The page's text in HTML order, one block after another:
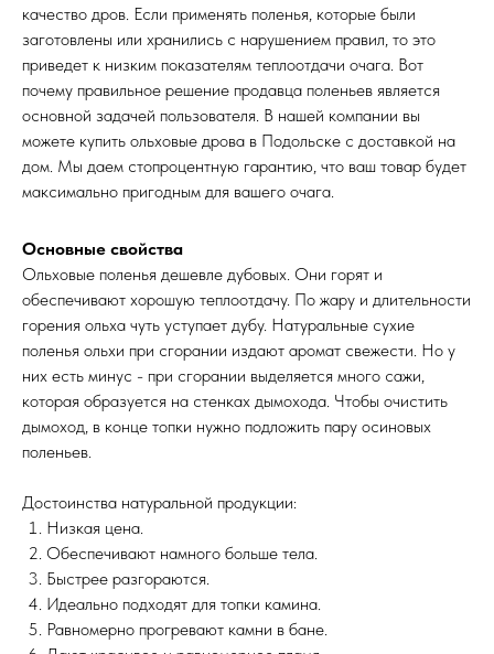
качество дров. Если применять поленья, которые были
заготовлены или хранились с нарушением правил, то это
приведет к низким показателям теплоотдачи очага. Вот
почему правильное решение продавца поленьев является
основной задачей пользователя. В нашей компании вы
можете купить ольховые дрова в Подольске с доставкой на
дом. Мы даем стопроцентную гарантию, что ваш товар будет
максимально пригодным для вашего очага.
Основные свойства
Ольховые поленья дешевле дубовых. Они горят и
обеспечивают хорошую теплоотдачу. По жару и длительности
горения ольха чуть уступает дубу. Натуральные сухие
поленья ольхи при сгорании издают аромат свежести. Но у
них есть минус - при сгорании выделяется много сажи,
которая образуется на стенках дымохода. Чтобы очистить
дымоход, в конце топки нужно подложить пару осиновых
поленьев.
Достоинства натуральной продукции:
Низкая цена.
Обеспечивают намного больше тела.
Быстрее разгораются.
Идеально подходят для топки камина.
Равномерно прогревают камни в бане.